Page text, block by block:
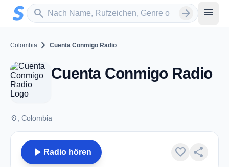
Zum Hauptinhalt springen
search
Sender suchen arrow_forward menu
Colombia chevron_right Cuenta Conmigo Radio
Cuenta Conmigo Radio
place , Colombia
play_arrow Radio hören favorite share